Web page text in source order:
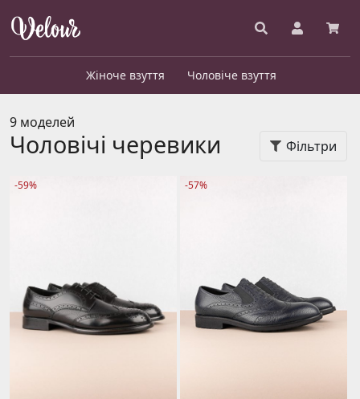
Жіноче взуття Чоловіче взуття
Чоловічі черевики
9 моделей
Фільтри
-59% -57%